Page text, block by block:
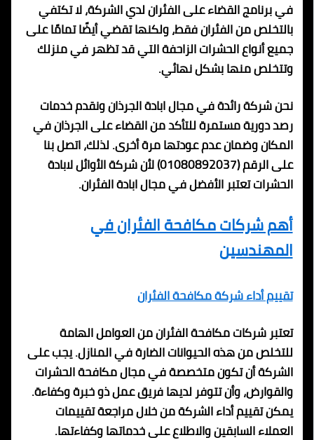
في برنامج القضاء على الفئران لدي الشركة، لا تكتفي
بالتخلص من الفئران فقط، ولكنها تقضي أيضًا تمامًا على
جميع أنواع الحشرات الزاحفة التي قد تظهر في منزلك
وتتخلص منها بشكل نهائي.
نحن شركة رائدة في مجال ابادة الجرذان ونقدم خدمات
رصد دورية مستمرة للتأكد من القضاء على الجرذان في
المكان وضمان عدم عودتها مرة أخرى. لذلك، اتصل بنا
على الرقم (01080892037) لأن شركة الأوائل لابادة
الحشرات تعتبر الأفضل في مجال ابادة الفئران.
أهم شركات مكافحة الفئران في
المهندسين
تقييم أداء شركة مكافحة الفئران
تعتبر شركات مكافحة الفئران من العوامل الهامة
للتخلص من هذه الحيوانات الضارة في المنازل. يجب على
الشركة أن تكون متخصصة في مجال مكافحة الحشرات
والقوارض، وأن تتوفر لديها فريق عمل ذو خبرة وكفاءة.
يمكن تقييم أداء الشركة من خلال مراجعة تقييمات
العملاء السابقين والاطلاع على خدماتها وكفاءتها.